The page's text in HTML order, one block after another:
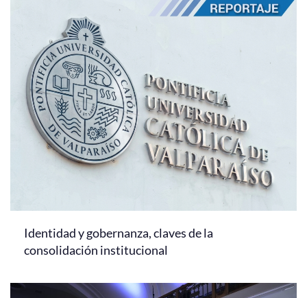
Identidad y gobernanza, claves de la
consolidación institucional